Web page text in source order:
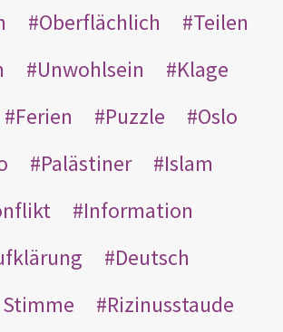
Oberflächlich
Teilen
Unwohlsein
Klage
Ferien Puzzle
Oslo
Palästiner
Islam
Information
Deutsch
Rizinusstaude